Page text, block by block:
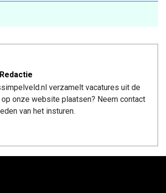
verzamelt vacatures uit de
onze website plaatsen? Neem contact
van het insturen.